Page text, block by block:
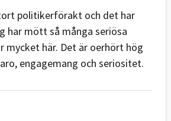
politikerförakt och det har
har mött så många seriösa
mycket här. Det är oerhört hög
engagemang och seriositet.